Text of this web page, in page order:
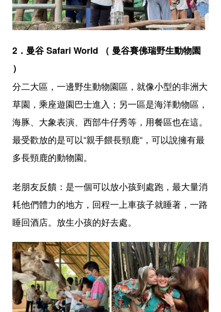
2．曼谷 Safari World （ 曼谷賽佛瑞野生動物園
）
分二大區，一邊野生動物園區，就像小型的非洲大
草園，乘座遊園巴士進入；另一區是海洋動物區，
海豚、大象表演、西部牛仔秀等，用餐區也在這。
最受歡放的是可以“親手餵長頸鹿“，可以說擁有最
多長頸鹿的動物園。
老朋友反饋：是一個可以放小孩到處跑，最大量消
耗他們體力的地方，回程一上車孩子就睡著，一路
睡回酒店。放生小孩的好去處。